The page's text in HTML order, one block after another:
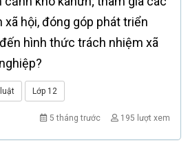
hội, đóng góp phát triển
hình thức trách nhiệm xã
Lớp 12
195 lượt xem
5 tháng trước